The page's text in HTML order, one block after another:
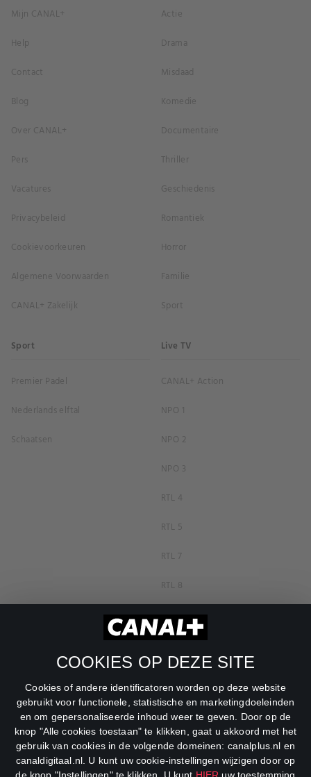
COOKIES OP DEZE SITE
Cookies of andere identificatoren worden op deze website
gebruikt voor functionele, statistische en marketingdoeleinden
en om gepersonaliseerde inhoud weer te geven. Door op de
knop "Alle cookies toestaan" te klikken, gaat u akkoord met het
gebruik van cookies in de volgende domeinen: canalplus.nl en
canaldigitaal.nl. U kunt uw cookie-instellingen wijzigen door op
Mijn CANAL+
Help
Contact
Blog
Over CANAL+
Pers
Vacatures
Privacybeleid
Cookievoorkeuren
Algemene Voorwaarden
CANAL+ Zakelijk
Actie
Drama
Misdaad
Komedie
Documentaire
Thriller
Geschiedenis
Romantiek
Horror
Familie
Sport
Sport
Premier Padel
Nederlands elftal
Schaatsen
Live TV
CANAL+ Action
NPO 1
NPO 2
NPO 3
RTL 4
RTL 5
RTL 7
RTL 8
RTL Z
SBS6
Net5
Veronica
DreamWorks Channel